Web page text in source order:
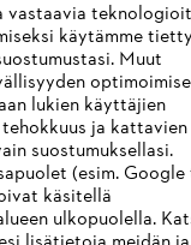
vastaavia
käytämme
Muut
lukien käyttäjien
ja kattavien
suostumuksellasi.
(esim. Google
käsitellä
ulkopuolella.